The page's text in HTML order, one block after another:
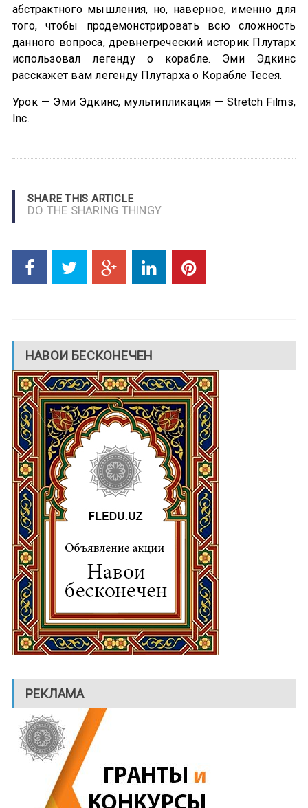
абстрактного мышления, но, наверное, именно для
того, чтобы продемонстрировать всю сложность
данного вопроса, древнегреческий историк Плутарх
использовал легенду о корабле. Эми Эдкинс
расскажет вам легенду Плутарха о Корабле Тесея.
Урок — Эми Эдкинс, мультипликация — Stretch Films,
Inc.
SHARE THIS ARTICLE
DO THE SHARING THINGY
НАВОИ БЕСКОНЕЧЕН
РЕКЛАМА